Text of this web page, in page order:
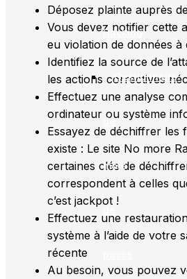
Hacking
Gestionnaire
de
mots
Déposez plainte auprès
Vous devez notifier cette
eu violation de données
Identifiez la source de
les actions correctives
Effectuez une analyse
ordinateur ou système
Essayez de déchiffrer les
existe : Le site No more
certaines clés de
correspondent à celles
c’est jackpot !
Effectuez une
système à l’aide de votre
récente
Au besoin, vous pouvez